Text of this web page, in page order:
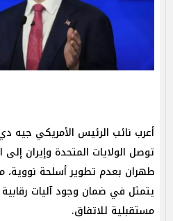
أعرب نائب الرئيس الأمريكي جيه
توصل الولايات المتحدة وإيران
طهران بعدم تطوير أسلحة نووية،
يتمثل في ضمان وجود آليات
مستقبلية للاتفاق.